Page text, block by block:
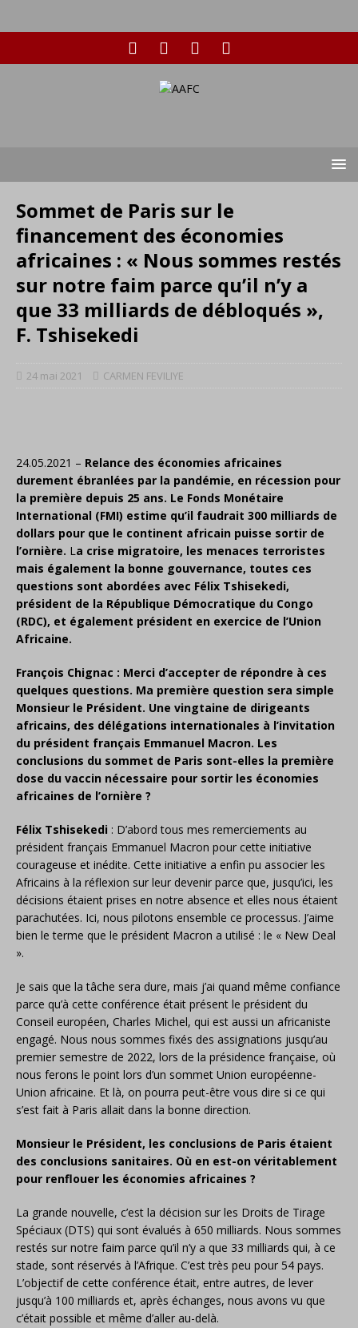
Sommet de Paris sur le
financement des économies
africaines : « Nous sommes restés
sur notre faim parce qu’il n’y a
que 33 milliards de débloqués »,
F. Tshisekedi
24 mai 2021 CARMEN FEVILIYE
24.05.2021 – Relance des économies africaines
durement ébranlées par la pandémie, en récession pour
la première depuis 25 ans. Le Fonds Monétaire
International (FMI) estime qu’il faudrait 300 milliards de
dollars pour que le continent africain puisse sortir de
l’ornière. La crise migratoire, les menaces terroristes
mais également la bonne gouvernance, toutes ces
questions sont abordées avec Félix Tshisekedi,
président de la République Démocratique du Congo
(RDC), et également président en exercice de l’Union
Africaine.
François Chignac : Merci d’accepter de répondre à ces
quelques questions. Ma première question sera simple
Monsieur le Président. Une vingtaine de dirigeants
africains, des délégations internationales à l’invitation
du président français Emmanuel Macron. Les
conclusions du sommet de Paris sont-elles la première
dose du vaccin nécessaire pour sortir les économies
africaines de l’ornière ?
Félix Tshisekedi : D’abord tous mes remerciements au
président français Emmanuel Macron pour cette initiative
courageuse et inédite. Cette initiative a enfin pu associer les
Africains à la réflexion sur leur devenir parce que, jusqu’ici, les
décisions étaient prises en notre absence et elles nous étaient
parachutées. Ici, nous pilotons ensemble ce processus. J’aime
bien le terme que le président Macron a utilisé : le « New Deal
».
Je sais que la tâche sera dure, mais j’ai quand même confiance
parce qu’à cette conférence était présent le président du
Conseil européen, Charles Michel, qui est aussi un africaniste
engagé. Nous nous sommes fixés des assignations jusqu’au
premier semestre de 2022, lors de la présidence française, où
nous ferons le point lors d’un sommet Union européenne-
Union africaine. Et là, on pourra peut-être vous dire si ce qui
s’est fait à Paris allait dans la bonne direction.
Monsieur le Président, les conclusions de Paris étaient
des conclusions sanitaires. Où en est-on véritablement
pour renflouer les économies africaines ?
La grande nouvelle, c’est la décision sur les Droits de Tirage
Spéciaux (DTS) qui sont évalués à 650 milliards. Nous sommes
restés sur notre faim parce qu’il n’y a que 33 milliards qui, à ce
stade, sont réservés à l’Afrique. C’est très peu pour 54 pays.
L’objectif de cette conférence était, entre autres, de lever
jusqu’à 100 milliards et, après échanges, nous avons vu que
c’était possible et même d’aller au-delà.